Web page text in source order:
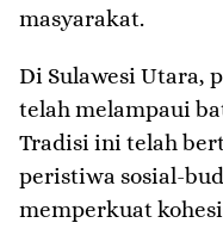
masyarakat.
​Di Sulawesi Utara,
telah melampaui
Tradisi ini telah
peristiwa sosial-
memperkuat